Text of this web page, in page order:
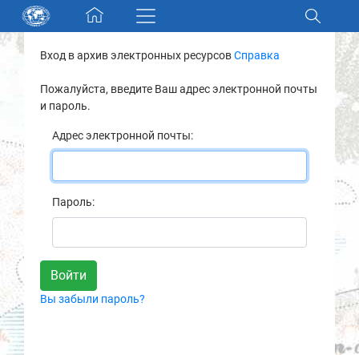
Skip navigation
Разделы и коллекции
Электронный каталог
Новости
О нас
Контакты
Партнеры
Вход в архив электронных ресурсовСправка
Пожалуйста, введите Ваш адрес электронной почты
и пароль.
Адрес электронной почты:
Пароль:
Вы забыли пароль?